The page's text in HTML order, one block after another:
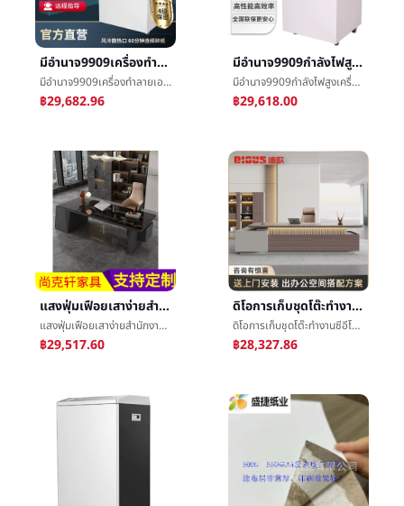
มีอำนาจ9909เครื่องทำลายเอกสารขนาดใหญ่สำนักงานไฟฟ้าพิเศษเครื่องบดเชิงพาณิชย์4ชั้นความลับอย่างต่อเนื่อง60นาที75L
มีอำนาจ9909เครื่องทำลายเอกสารขนาดใหญ่สำนักงานไฟฟ้าพิเศษเครื่องบดเชิงพาณิชย์4ชั้นความลับอย่างต่อเนื่อง60นาที75L
฿29,682.96
มีอำนาจ9909กำลังไฟสูงเครื่องทำลายเอกสารสำนักงานไฟล์เครื่องบดความลับ75Lความจุสูงต่อเนื่องกันเครื่องทำลายเอกสาร
มีอำนาจ9909กำลังไฟสูงเครื่องทำลายเอกสารสำนักงานไฟล์เครื่องบดความลับ75Lความจุสูงต่อเนื่องกันเครื่องทำลายเอกสาร
฿29,618.00
แสงฟุ่มเฟือยเสาง่ายสำนักงานโต๊ะBossง่ายçº¦เคาน์เตอร์ทันสมัยโต๊ะทำงานผู้จัดการเคาน์เตอร์ทาสีเพลงร็อคคณะกรรมการซีอีโอเคาน์เตอร์
แสงฟุ่มเฟือยเสาง่ายสำนักงานโต๊ะBossง่ายçº¦เคาน์เตอร์ทันสมัยโต๊ะทำงานผู้จัดการเคาน์เตอร์ทาสีเพลงร็อคคณะกรรมการซีอีโอเคาน์เตอร์
฿29,517.60
ดิโอการเก็บชุดโต๊ะทำงานซีอีโอเคาน์เตอร์สูงความรู้สึกแสงฟุ่มเฟือยแผ่นèæ¿เคาน์เตอร์ความคิดสร้างสรรค์หัวåå¬เคาน์เตอร์
ดิโอการเก็บชุดโต๊ะทำงานซีอีโอเคาน์เตอร์สูงความรู้สึกแสงฟุ่มเฟือยแผ่นèæ¿เคาน์เตอร์ความคิดสร้างสรรค์หัวåå¬เคาน์เตอร์
฿28,327.86